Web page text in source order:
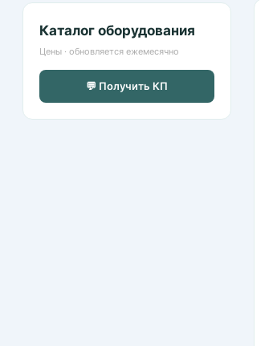
Каталог оборудования
Цены · обновляется ежемесячно
💬 Получить КП